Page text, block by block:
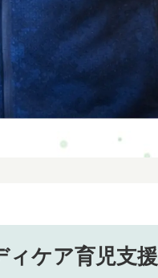
ィケア育児支援